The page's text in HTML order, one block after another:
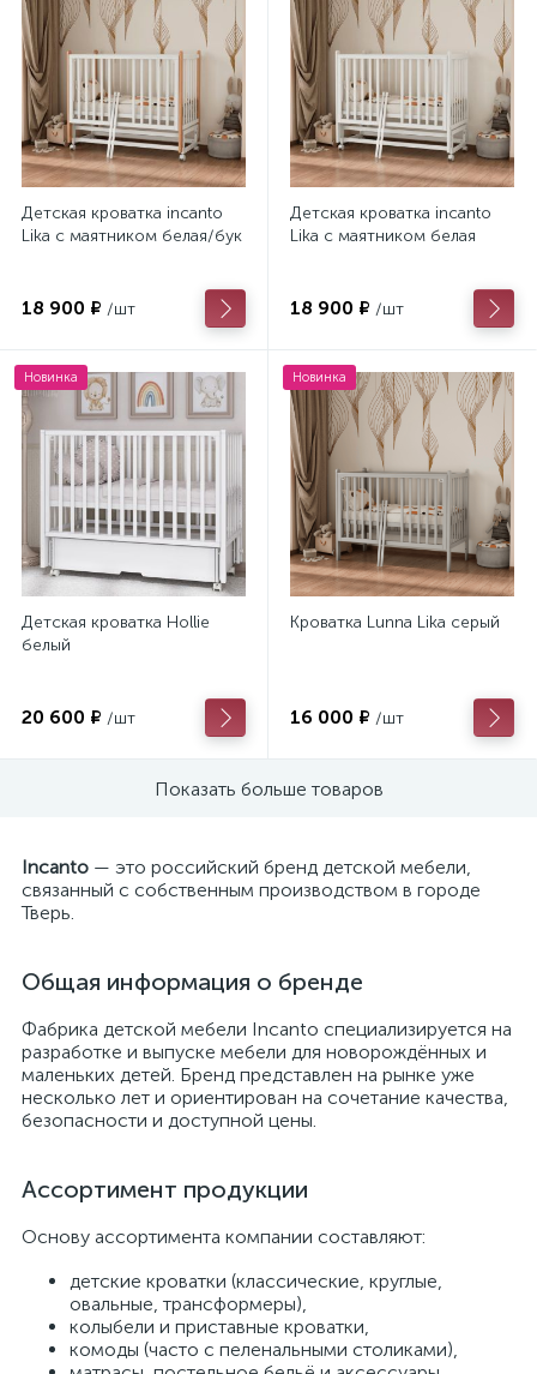
Детская кроватка incanto
Lika с маятником белая/бук
18 900 ₽ /шт
Детская кроватка incanto
Lika с маятником белая
18 900 ₽ /шт
Новинка
Детская кроватка Hollie
белый
20 600 ₽ /шт
Новинка
Кроватка Lunna Lika серый
16 000 ₽ /шт
Показать больше товаров
Incanto — это российский бренд детской мебели,
связанный с собственным производством в городе
Тверь.
Общая информация о бренде
Фабрика детской мебели Incanto специализируется на
разработке и выпуске мебели для новорождённых и
маленьких детей. Бренд представлен на рынке уже
несколько лет и ориентирован на сочетание качества,
безопасности и доступной цены.
Ассортимент продукции
Основу ассортимента компании составляют:
детские кроватки (классические, круглые,
овальные, трансформеры),
колыбели и приставные кроватки,
комоды (часто с пеленальными столиками),